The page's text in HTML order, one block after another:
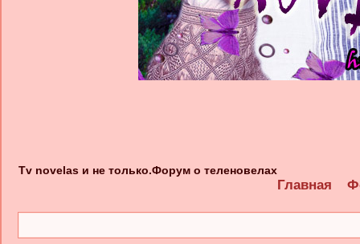
Tv novelas и не только.Форум о теленовелах
Главная